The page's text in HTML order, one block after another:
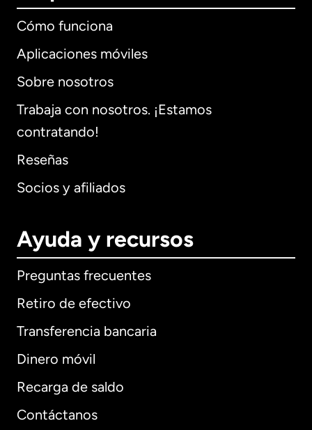
Cómo funciona
Aplicaciones móviles
Sobre nosotros
Trabaja con nosotros. ¡Estamos
contratando!
Reseñas
Socios y afiliados
Ayuda y recursos
Preguntas frecuentes
Retiro de efectivo
Transferencia bancaria
Dinero móvil
Recarga de saldo
Contáctanos